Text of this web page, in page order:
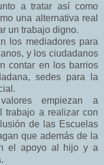
a tratar así como
una alternativa real
un trabajo digno.
los mediadores para
y los ciudadanos
contar en los barrios
sedes para la
empiezan a
trabajo a realizar con
de las Escuelas
que además de la
el apoyo al hijo y a